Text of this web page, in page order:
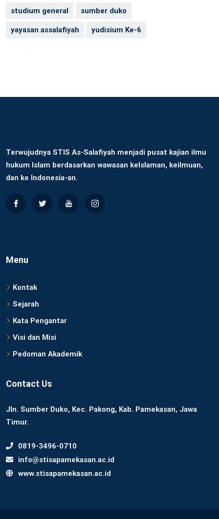
studium general sumber duko
yayasan assalafiyah yudisium Ke-6
Terwujudnya STIS As-Salafiyah menjadi pusat kajian ilmu
hukum Islam berdasarkan wawasan keIslaman, keilmuan,
dan ke Indonesia-an.
Menu
Kontak
Sejarah
Kata Pengantar
Visi dan Misi
Pedoman Akademik
Contact Us
Jln. Sumber Duko, Kec. Pakong, Kab. Pamekasan, Jawa
Timur.
0819-3496-0710
info@stisapamekasan.ac.id
www.stisapamekasan.ac.id